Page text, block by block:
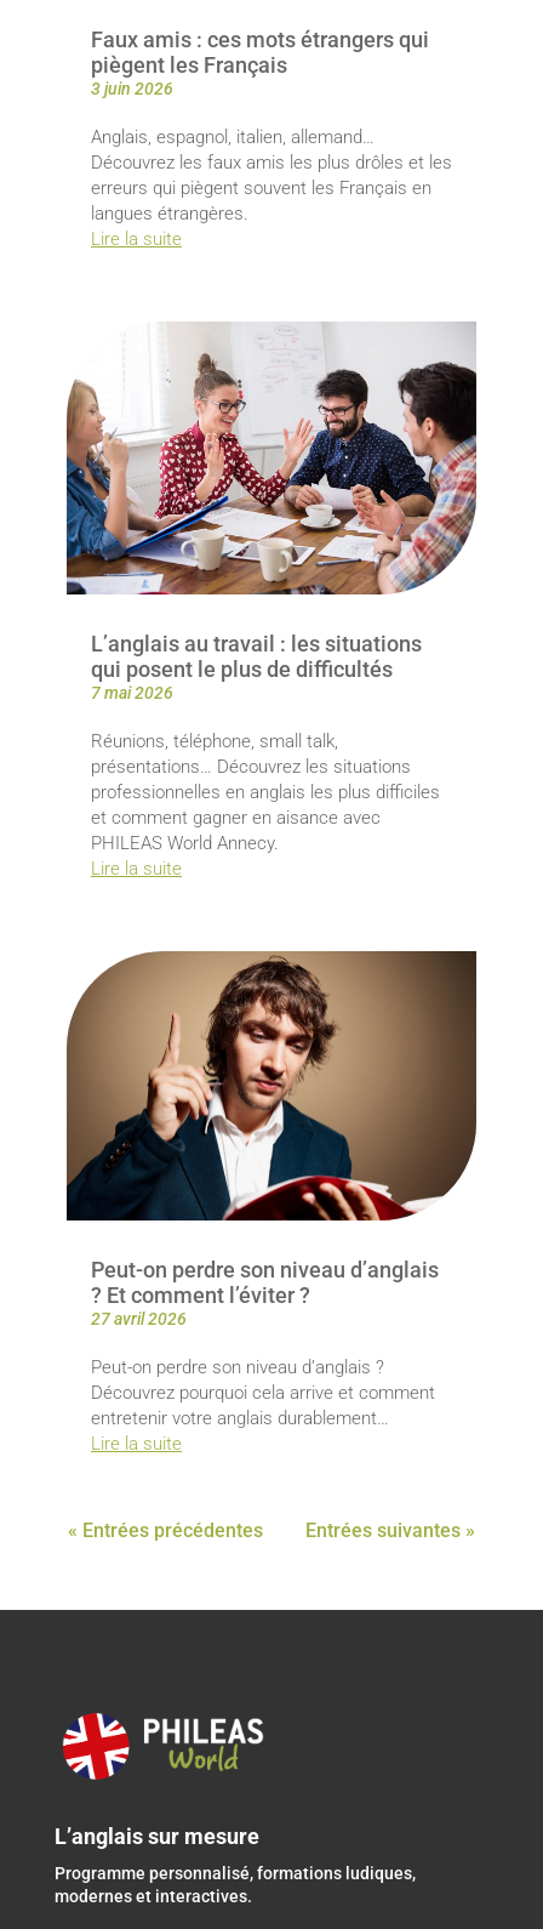
Faux amis : ces mots étrangers qui
piègent les Français
3 juin 2026
Anglais, espagnol, italien, allemand…
Découvrez les faux amis les plus drôles et les
erreurs qui piègent souvent les Français en
langues étrangères.
Lire la suite
L’anglais au travail : les situations
qui posent le plus de difficultés
7 mai 2026
Réunions, téléphone, small talk,
présentations… Découvrez les situations
professionnelles en anglais les plus difficiles
et comment gagner en aisance avec
PHILEAS World Annecy.
Lire la suite
Peut-on perdre son niveau d’anglais
? Et comment l’éviter ?
27 avril 2026
Peut-on perdre son niveau d’anglais ?
Découvrez pourquoi cela arrive et comment
entretenir votre anglais durablement…
Lire la suite
« Entrées précédentes Entrées suivantes »
L’anglais sur mesure
Programme personnalisé, formations ludiques,
modernes et interactives.